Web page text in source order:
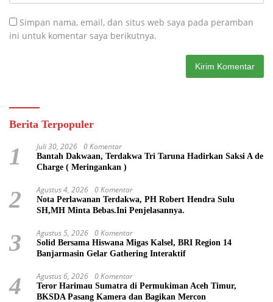
Simpan nama, email, dan situs web saya pada peramban
ini untuk komentar saya berikutnya.
Berita Terpopuler
1 Juli 30, 2026 0 Komentar
Bantah Dakwaan, Terdakwa Tri Taruna Hadirkan Saksi A de
Charge ( Meringankan )
2 Agustus 4, 2026 0 Komentar
Nota Perlawanan Terdakwa, PH Robert Hendra Sulu
SH,MH Minta Bebas.Ini Penjelasannya.
3 Agustus 5, 2026 0 Komentar
Solid Bersama Hiswana Migas Kalsel, BRI Region 14
Banjarmasin Gelar Gathering Interaktif
4 Agustus 6, 2026 0 Komentar
Teror Harimau Sumatra di Permukiman Aceh Timur,
BKSDA Pasang Kamera dan Bagikan Mercon